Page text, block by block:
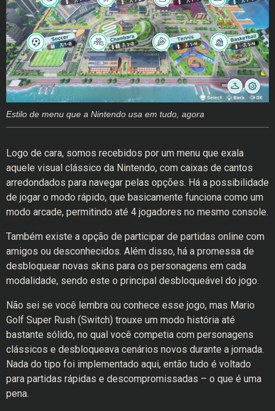
Estilo de menu que a Nintendo usa em tudo, agora
Logo de cara, somos recebidos por um menu que exala
aquele visual clássico da Nintendo, com caixas de cantos
arredondados para navegar pelas opções. Há a possibilidade
de jogar o modo rápido, que basicamente funciona como um
modo arcade, permitindo até 4 jogadores no mesmo console.
Também existe a opção de participar de partidas online com
amigos ou desconhecidos. Além disso, há a promessa de
desbloquear novas skins para os personagens em cada
modalidade, sendo este o principal desbloqueável do jogo.
Não sei se você lembra ou conhece esse jogo, mas Mario
Golf Super Rush (Switch) trouxe um modo história até
bastante sólido, no qual você competia com personagens
clássicos e desbloqueava cenários novos durante a jornada.
Nada do tipo foi implementado aqui, então tudo é voltado
para partidas rápidas e descompromissadas – o que é uma
pena.